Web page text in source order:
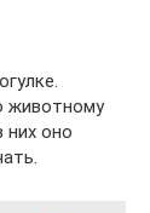
животному
них оно